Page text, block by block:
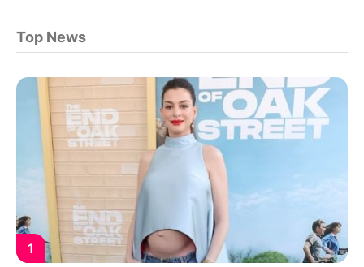
Top News
1